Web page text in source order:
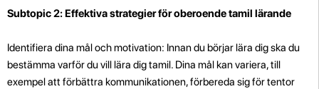
Subtopic 2: Effektiva strategier för oberoende tamil lärande
Identifiera dina mål och motivation: Innan du börjar lära dig ska du
bestämma varför du vill lära dig tamil. Dina mål kan variera, till
exempel att förbättra kommunikationen, förbereda sig för tentor